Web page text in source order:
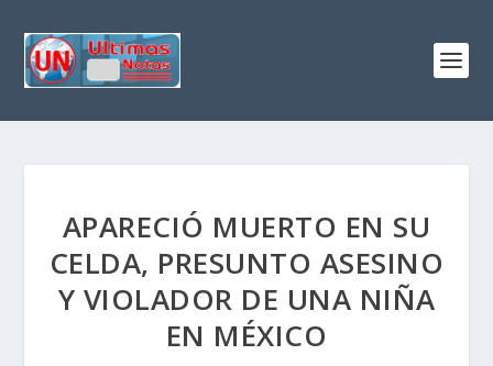
APARECIÓ MUERTO EN SU
CELDA, PRESUNTO ASESINO
Y VIOLADOR DE UNA NIÑA
EN MÉXICO